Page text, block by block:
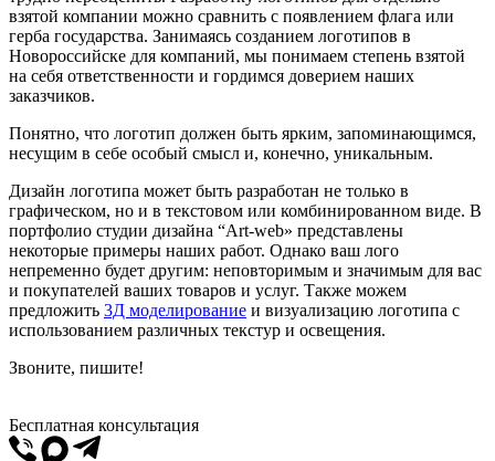
взятой компании можно сравнить с появлением флага или
герба государства. Занимаясь созданием логотипов в
Новороссийске для компаний, мы понимаем степень взятой
на себя ответственности и гордимся доверием наших
заказчиков.
Понятно, что логотип должен быть ярким, запоминающимся,
несущим в себе особый смысл и, конечно, уникальным.
Дизайн логотипа может быть разработан не только в
графическом, но и в текстовом или комбинированном виде. В
портфолио студии дизайна “Art-web» представлены
некоторые примеры наших работ. Однако ваш лого
непременно будет другим: неповторимым и значимым для вас
и покупателей ваших товаров и услуг. Также можем
предложить 3Д моделирование и визуализацию логотипа с
использованием различных текстур и освещения.
Звоните, пишите!
Бесплатная консультация